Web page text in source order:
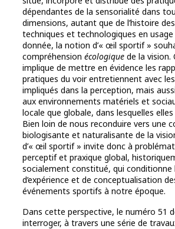
dépendantes de la sensorialité dans
dimensions, autant que de l’histoire
techniques et technologiques en
donnée, la notion d’« œil sportif »
compréhension écologique de la
implique de mettre en évidence les
pratiques du voir entretiennent avec
impliqués dans la perception, mais
aux environnements matériels et
locale que globale, dans lesquelles
Bien loin de nous reconduire vers une
biologisante et naturalisante de la
d’« œil sportif » invite donc à
perceptif et praxique global,
socialement constitué, qui conditionne
d’expérience et de conceptualisation
événements sportifs à notre époque.
Dans cette perspective, le numéro 51
interroger, à travers une série de